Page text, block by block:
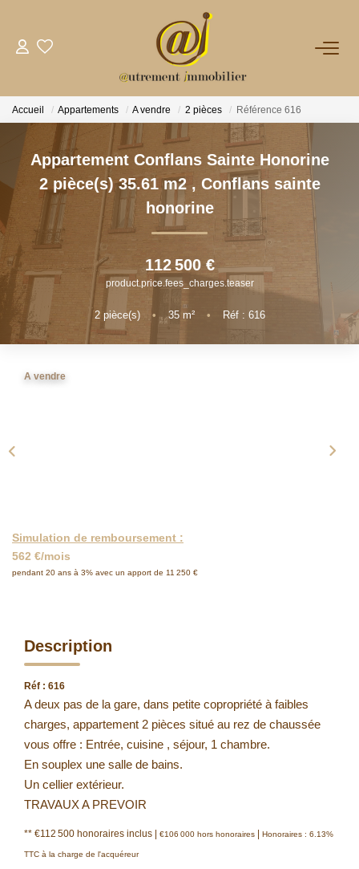
NOTRE AGENCE
VENTES
LOCATIONS
GESTION
NOS PLUS
CONTACT
Accueil Appartements A vendre 2 pièces Référence 616
Appartement Conflans Sainte Honorine
2 pièce(s) 35.61 m2 , Conflans sainte
honorine
112 500 €
product.price.fees_charges.teaser
2pièce(s) • 35m² • Réf : 616
A vendre
Simulation de remboursement :
562 €/mois
pendant 20 ans à 3% avec un apport de 11 250 €
Description
Réf : 616
A deux pas de la gare, dans petite copropriété à faibles
charges, appartement 2 pièces situé au rez de chaussée
vous offre : Entrée, cuisine , séjour, 1 chambre.
En souplex une salle de bains.
Un cellier extérieur.
TRAVAUX A PREVOIR
** €112 500 honoraires inclus | €106 000 hors honoraires | Honoraires : 6.13%
TTC à la charge de l'acquéreur